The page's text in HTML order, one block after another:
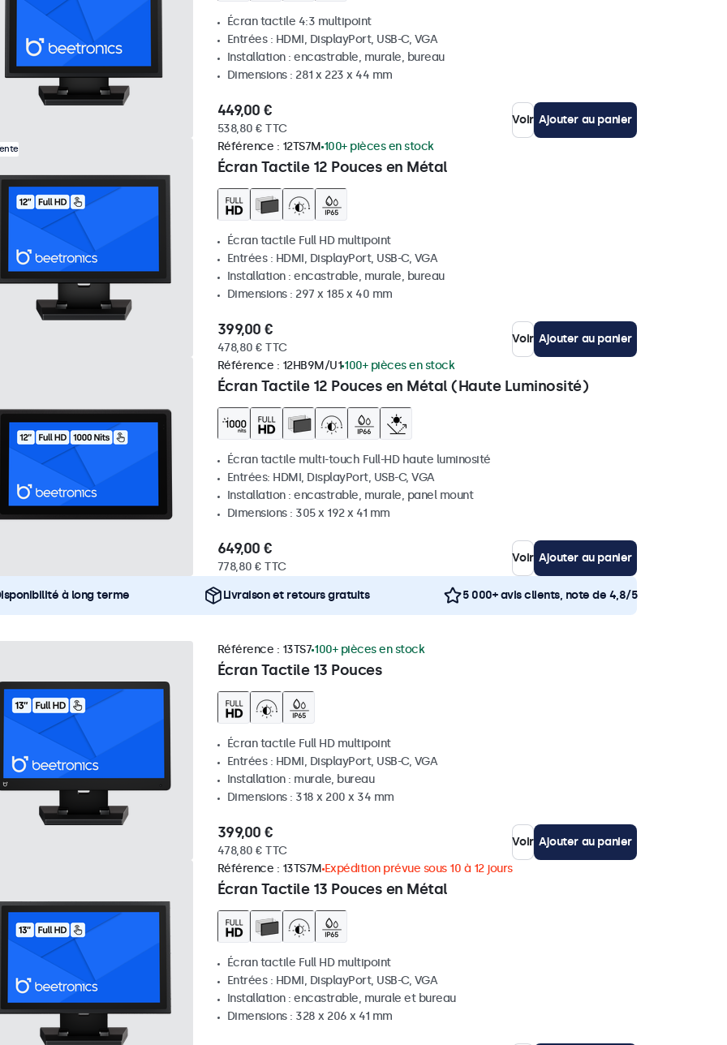
Écran tactile 4:3 multipoint
Entrées : HDMI, DisplayPort, USB-C, VGA
Installation : encastrable, murale, bureau
Dimensions : 281 x 223 x 44 mm
449,00 €
538,80 € TTC
Voir Ajouter au panier
Écran Tactile 12 Pouces en Métal
Référence : 12TS7M 100+ pièces en stock
Écran tactile Full HD multipoint
Entrées : HDMI, DisplayPort, USB-C, VGA
Installation : encastrable, murale, bureau
Dimensions : 297 x 185 x 40 mm
399,00 €
478,80 € TTC
Voir Ajouter au panier
Écran Tactile 12 Pouces en Métal (Haute Luminosité)
Référence : 12HB9M/U1 100+ pièces en stock
Écran tactile multi-touch Full-HD haute luminosité
Entrées: HDMI, DisplayPort, USB-C, VGA
Installation : encastrable, murale, panel mount
Dimensions : 305 x 192 x 41 mm
649,00 €
778,80 € TTC
Voir Ajouter au panier
à long terme Livraison et retours gratuits 5 000+ avis clients, note de 4,8/5
Écran Tactile 13 Pouces
Référence : 13TS7 100+ pièces en stock
Écran tactile Full HD multipoint
Entrées : HDMI, DisplayPort, USB-C, VGA
Installation : murale, bureau
Dimensions : 318 x 200 x 34 mm
399,00 €
478,80 € TTC
Voir Ajouter au panier
Écran Tactile 13 Pouces en Métal
Référence : 13TS7M Expédition prévue sous 10 à 12 jours
Écran tactile Full HD multipoint
Entrées : HDMI, DisplayPort, USB-C, VGA
Installation : encastrable, murale et bureau
Dimensions : 328 x 206 x 41 mm